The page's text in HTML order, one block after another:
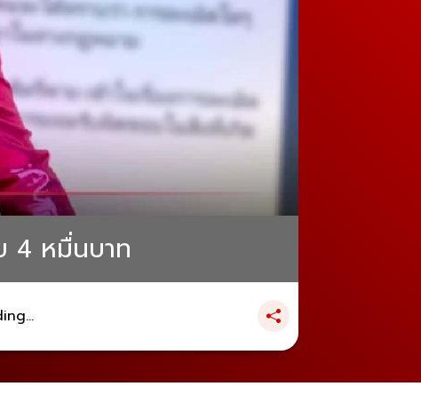
4 หมื่นบาท